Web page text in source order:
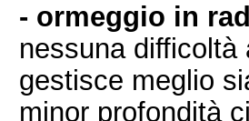
- ormeggio in
nessuna
gestisce meglio
minor profondità